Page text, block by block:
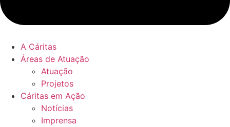
A Cáritas
Áreas de Atuação
Atuação
Projetos
Cáritas em Ação
Notícias
Imprensa